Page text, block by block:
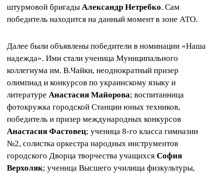
штурмовой бригады Александр Нетребко. Сам
победитель находится на данный момент в зоне АТО.
Далее были объявлены победители в номинации «Наша
надежда». Ими стали ученица Муниципального
коллегиума им. В.Чайки, неоднократный призер
олимпиад и конкурсов по украинскому языку и
литературе Анастасия Майорова; воспитанница
фотокружка городской Станции юных техников,
победитель и призер международных конкурсов
Анастасия Фастовец; ученица 8-го класса гимназии
№2, солистка оркестра народных инструментов
городского Дворца творчества учащихся София
Верхоляк; ученица Высшего училища физкультуры,